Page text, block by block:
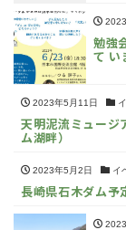
勉強
て い
2023年5月11日
天明泥流ミュー
ム湖畔）
2023年5月2日 イ
長崎県石木ダム予